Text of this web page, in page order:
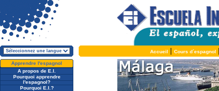
Accueil | Cours d´espagnol
Apprendre l'espagnol
A propos de E.I.
Pourquoi apprendre
l'espagnol?
Pourquoi E.I.?